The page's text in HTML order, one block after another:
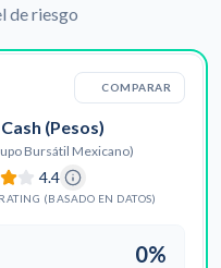
de riesgo
COMPARAR
(Pesos)
Bursátil Mexicano)
4.4
(BASADO EN DATOS)
0%